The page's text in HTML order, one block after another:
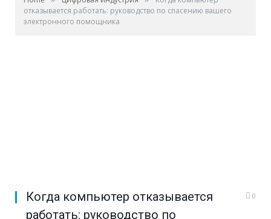
отказывается работать: руководство по спасению вашего
электронного помощника
Когда компьютер отказывается
работать: руководство по
0